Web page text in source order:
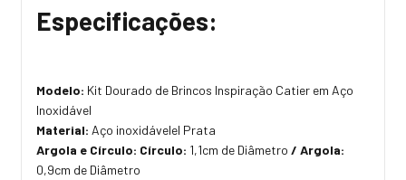
Especificações:
Modelo: Kit Dourado de Brincos Inspiração Catier em Aço
Inoxidável
Material: Aço inoxidávelel Prata
Argola e Círculo: Círculo: 1,1cm de Diâmetro / Argola:
0,9cm de Diâmetro